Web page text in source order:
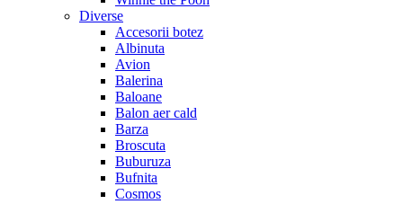
Diverse
Accesorii botez
Albinuta
Avion
Balerina
Baloane
Balon aer cald
Barza
Broscuta
Buburuza
Bufnita
Cosmos